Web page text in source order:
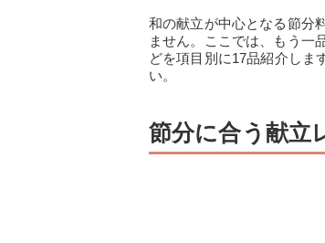
和の献立が中心となる節分
ません。ここでは、もう一
どを項目別に17品紹介しま
い。
節分に合う献立